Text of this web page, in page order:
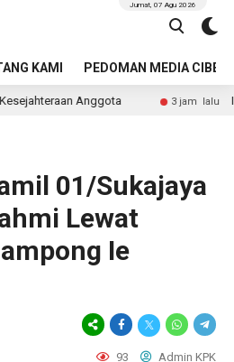
KAMI PEDOMAN MEDIA CIBER
Jumat, 07 Agu 2026
Anggota 3 jam lalu Identitas
01/Sukajaya
Lewat
Ie
93 Admin KPK